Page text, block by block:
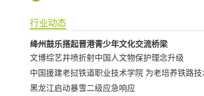
行业动态
绛州鼓乐搭起晋港青少年文化交流桥梁
文博综艺井喷折射中国人文物保护理念升级
中国援建老挝铁道职业技术学院 为老培养铁路技
黑龙江启动暴雪二级应急响应